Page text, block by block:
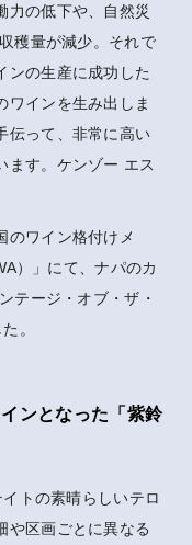
力の低下や、自然災
穫量が減少。それで
ンの生産に成功した
ワインを生み出しま
伝って、非常に高い
ます。ケンゾー エス
のワイン格付けメ
）」にて、ナパのカ
テージ・オブ・ザ・
。
ンとなった「紫鈴
トの素晴らしいテロ
や区画ごとに異なる